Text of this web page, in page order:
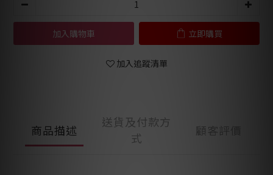
加入購物車 立即購買
加入追蹤清單
商品描述
送貨及付款方
式
顧客評價